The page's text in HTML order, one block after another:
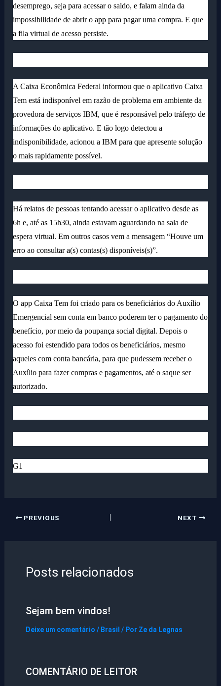
desemprego, seja para acessar o saldo, e falam ainda da
impossibilidade de abrir o app para pagar uma compra. E que
a fila virtual de acesso persiste.
A Caixa Econômica Federal informou que o aplicativo Caixa
Tem está indisponível em razão de problema em ambiente da
provedora de serviços IBM, que é responsável pelo tráfego de
informações do aplicativo. E tão logo detectou a
indisponibilidade, acionou a IBM para que apresente solução
o mais rapidamente possível.
Há relatos de pessoas tentando acessar o aplicativo desde as
6h e, até as 15h30, ainda estavam aguardando na sala de
espera virtual. Em outros casos vem a mensagem “Houve um
erro ao consultar a(s) contas(s) disponíveis(s)”.
O app Caixa Tem foi criado para os beneficiários do Auxílio
Emergencial sem conta em banco poderem ter o pagamento do
benefício, por meio da poupança social digital. Depois o
acesso foi estendido para todos os beneficiários, mesmo
aqueles com conta bancária, para que pudessem receber o
Auxílio para fazer compras e pagamentos, até o saque ser
autorizado.
G1
PREVIOUS NEXT
Posts relacionados
Sejam bem vindos!
Deixe um comentário / Brasil / Por Ze da Legnas
COMENTÁRIO DE LEITOR